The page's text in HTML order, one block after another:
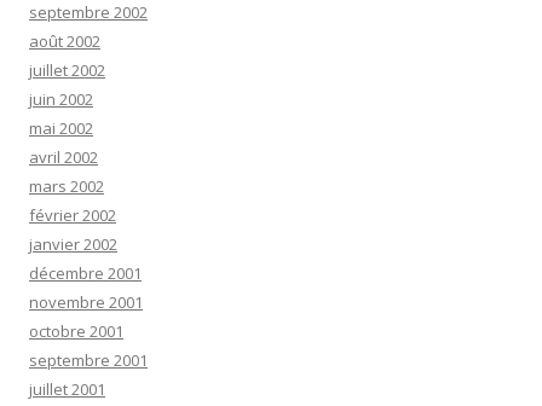
septembre 2002
août 2002
juillet 2002
juin 2002
mai 2002
avril 2002
mars 2002
février 2002
janvier 2002
décembre 2001
novembre 2001
octobre 2001
septembre 2001
juillet 2001